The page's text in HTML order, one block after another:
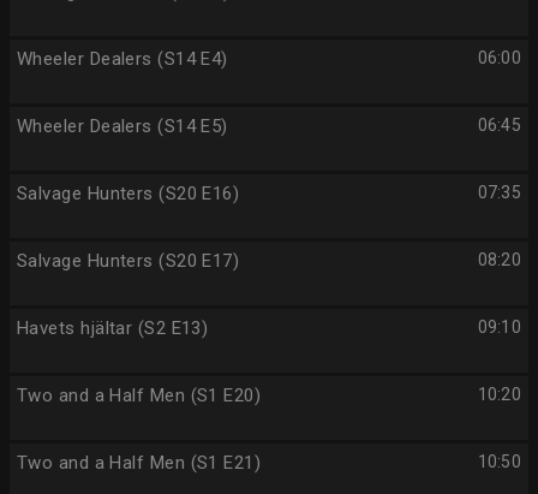
06:00
Wheeler Dealers (S14 E4)
06:45
Wheeler Dealers (S14 E5)
07:35
Salvage Hunters (S20 E16)
08:20
Salvage Hunters (S20 E17)
09:10
Havets hjältar (S2 E13)
10:20
Two and a Half Men (S1 E20)
10:50
Two and a Half Men (S1 E21)